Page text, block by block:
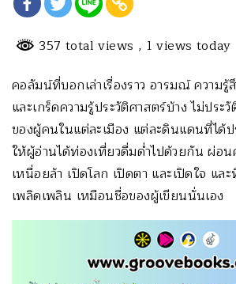
357 total views , 1 views today
คอลัมน์ที่บอกเล่าเรื่องราว อารมณ์ ความ
และเกร็ดความรู้ประวัติศาสตร์บ้าง ไม่ประ
ของผู้คนในแต่ละเมือง แต่ละดินแดนที่ได้
ให้ผู้อ่านได้ท่องเที่ยวดื่มด่ำไปด้วยกัน ผ่อ
เหนื่อยล้า เปิดโลก เปิดตา และเปิดใจ แล
เพลิดเพลิน เหมือนชื่อของผู้เขียนนั่นเอง